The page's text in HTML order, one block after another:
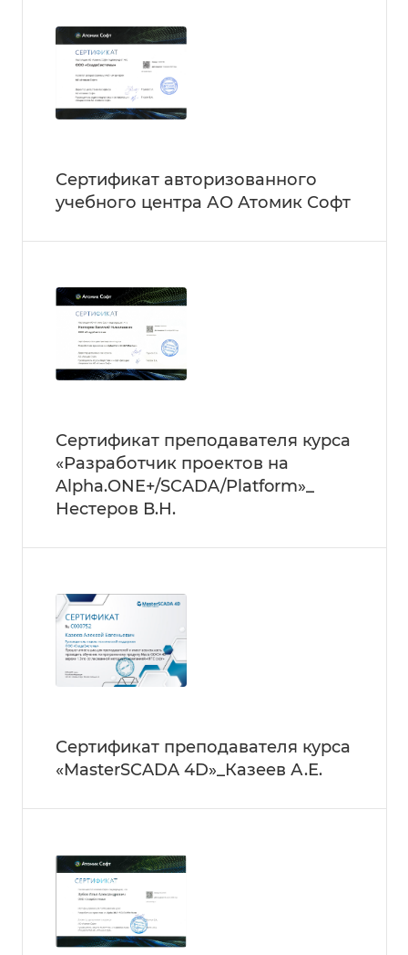
Сертификат авторизованного
учебного центра АО Атомик Софт
Сертификат преподавателя курса
«Разработчик проектов на
Alpha.ONE+/SCADA/Platform»_
Нестеров В.Н.
Сертификат преподавателя курса
«MasterSCADA 4D»_Казеев А.Е.